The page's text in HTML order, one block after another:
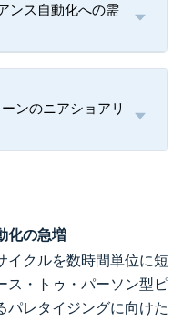
ンス自動化への需
ンのニアショアリ
化の急増
イクルを数時間単位に短
ス・トゥ・パーソン型ピ
パレタイジングに向けた